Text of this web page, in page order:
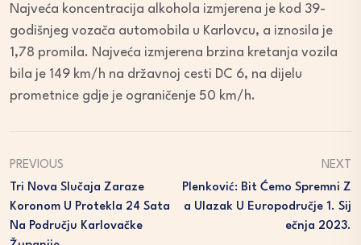
Najveća koncentracija alkohola izmjerena je kod 39-
godišnjeg vozača automobila u Karlovcu, a iznosila je
1,78 promila. Najveća izmjerena brzina kretanja vozila
bila je 149 km/h na državnoj cesti DC 6, na dijelu
prometnice gdje je ograničenje 50 km/h.
PREVIOUS
Tri Nova Slučaja Zaraze
Koronom U Protekla 24 Sata
Na Području Karlovačke
NEXT
Plenković: Bit Ćemo Spremni Z
A Ulazak U Europodručje 1. Sij
Ečnja 2023.